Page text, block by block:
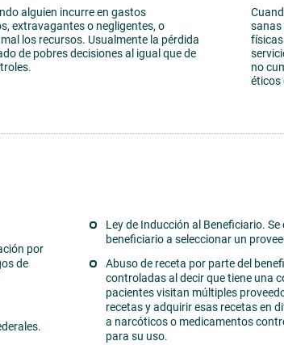
alguien incurre en gastos
extravagantes o negligentes, o
los recursos. Usualmente la pérdida
de pobres decisiones al igual que de
sanas
no
éticos
por
de
Ley de Inducción al Beneficiario.
beneficiario a seleccionar un
Abuso de receta por parte del
controladas al decir que tiene una
pacientes visitan múltiples
recetas y adquirir esas recetas en
a narcóticos o medicamentos
para su uso.